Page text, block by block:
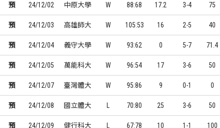
預 24/12/02 中原大學 W 88:68 17.2 3-4 75
預 24/12/03 高雄師大 W 105:53 16 2-5 40
預 24/12/04 義守大學 W 93:62 0 5-7 71.4
預 24/12/05 萬能科大 W 96:54 17 3-6 50
預 24/12/07 臺灣體大 W 95:86 9 0-1 0
預 24/12/08 國立體大 70:80 25 3-6 50
預 24/12/09 健行科大 67:78 10 1-1 100